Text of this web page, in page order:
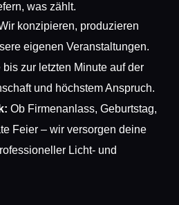
was zählt.
konzipieren, produzieren
eigenen Veranstaltungen.
zur letzten Minute auf der
und höchstem Anspruch.
Ob Firmenanlass, Geburtstag,
Feier – wir versorgen deine
Licht- und